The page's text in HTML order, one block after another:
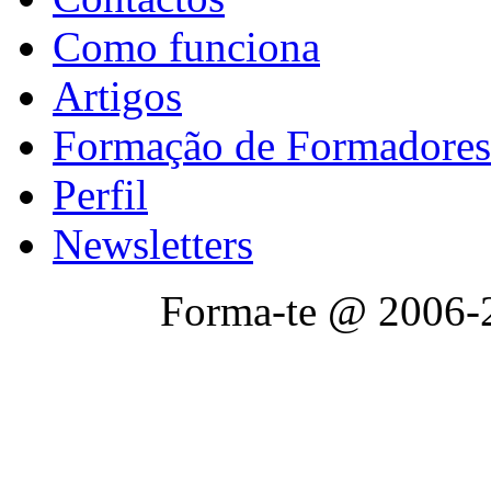
Como funciona
Artigos
Formação de Formadores
Perfil
Newsletters
Forma-te @